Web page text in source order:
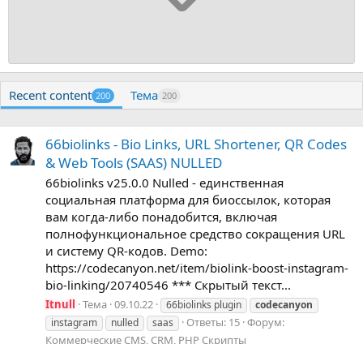
Recent content 200 Тема 200
66biolinks - Bio Links, URL Shortener, QR Codes
& Web Tools (SAAS) NULLED
66biolinks v25.0.0 Nulled - единственная
социальная платформа для биоссылок, которая
вам когда-либо понадобится, включая
полнофункциональное средство сокращения URL
и систему QR-кодов. Demo:
https://codecanyon.net/item/biolink-boost-instagram-
bio-linking/20740546 *** Скрытый текст...
Itnull Тема 09.10.22 66biolinks plugin
codecanyon
instagram
nulled saas Ответы: 15 Форум:
Коммерческие CMS, CRM, PHP Скрипты